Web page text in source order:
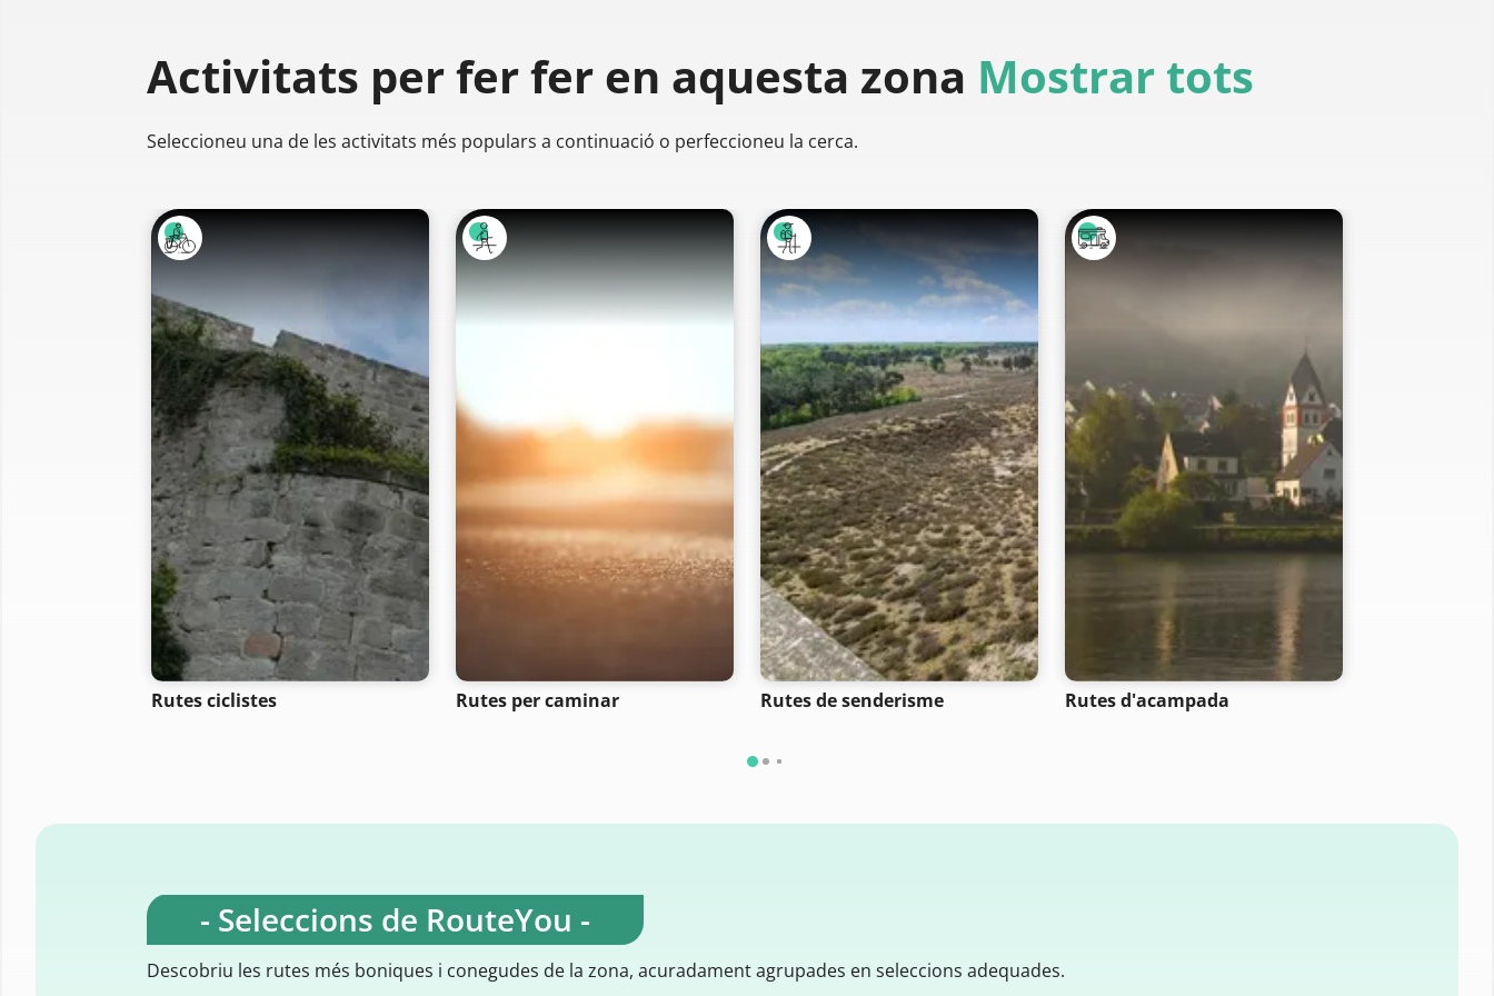
Activitats per ferfer en aquesta zona Mostrar tots
Seleccioneu una de les activitats més populars a continuació o perfeccioneu la cerca.
Rutes ciclistes Rutes per caminar Rutes de senderisme Rutes d'acampada
- Seleccions de RouteYou -
Descobriu les rutes més boniques i conegudes de la zona, acuradament agrupades en seleccions adequades.